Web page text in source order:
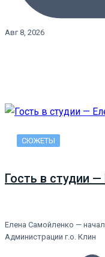
Авг 8, 2026
СЮЖЕТЫ
Гость в студии
Елена Самойленко —
Администрации г.о. Клин